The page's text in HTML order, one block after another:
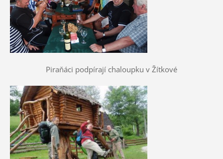
Piraňáci podpírají chaloupku v Žítkové